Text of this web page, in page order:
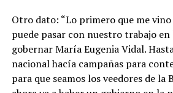
Otro dato: “Lo primero que me vino
puede pasar con nuestro trabajo en
gobernar María Eugenia Vidal.
nacional hacía campañas para
para que seamos los veedores de la